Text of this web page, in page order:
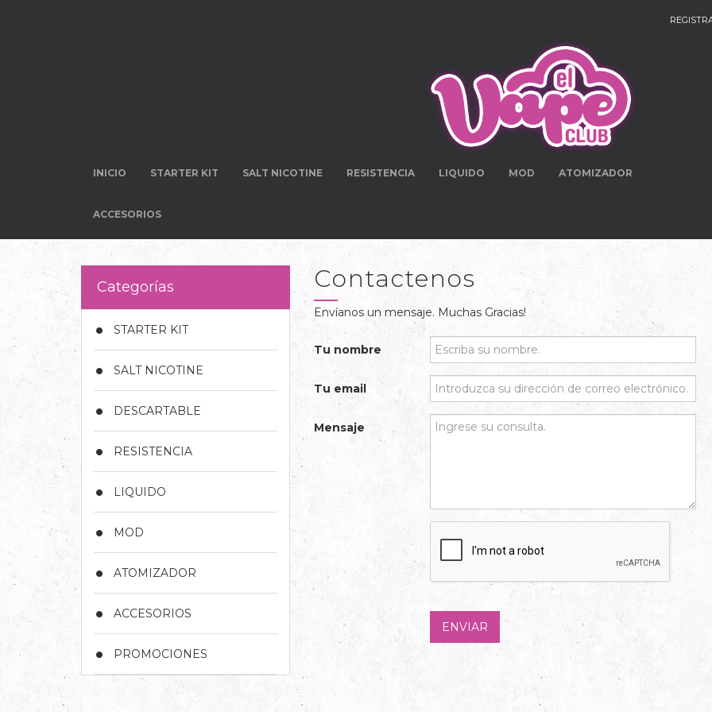
INICIO STARTER KIT SALT NICOTINE RESISTENCIA LIQUIDO MOD ATOMIZADOR
ACCESORIOS
Categorías
STARTER KIT
SALT NICOTINE
DESCARTABLE
RESISTENCIA
LIQUIDO
MOD
ATOMIZADOR
ACCESORIOS
PROMOCIONES
Contactenos
Envíanos un mensaje. Muchas Gracias!
Tu nombre
Tu email
Mensaje